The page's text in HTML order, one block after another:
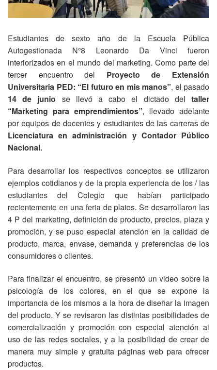
Estudiantes de sexto año de la Escuela Pública
Autogestionada N°8 Leonardo Da Vinci fueron
interiorizados en el mundo del marketing. Como parte del
tercer encuentro del Proyecto de Extensión
Universitaria PED: “El futuro en mis manos”, el pasado
14 de junio se llevó a cabo el dictado deltaller
“Marketing para emprendimientos”, llevado adelante
por equipos de docentes y estudiantes de las carreras de
Licenciatura en administración y Contador Público
Nacional.
Para desarrollar los respectivos conceptos se utilizaron
ejemplos cotidianos y de la propia experiencia de los / las
estudiantes del Colegio que habían participado
recientemente en una feria de platos. Se desarrollaron las
4 P del marketing, definición de producto, precios, plaza y
promoción, y se puso especial atención en la calidad de
producto, marca, envase, demanda y preferencias de los
consumidores o clientes.
Para finalizar el encuentro, se presentó un video sobre la
psicología de los colores, en el que se expone la
importancia de los mismos a la hora de diseñar la imagen
del producto. Y se revisaron las distintas posibilidades de
comercialización y promoción con especial atención al
uso de las redes sociales, y a la posibilidad de crear de
manera muy simple y gratuita páginas web para ofrecer
productos.